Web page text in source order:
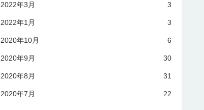
2022年3月 3
2022年1月 3
2020年10月 6
2020年9月 30
2020年8月 31
2020年7月 22